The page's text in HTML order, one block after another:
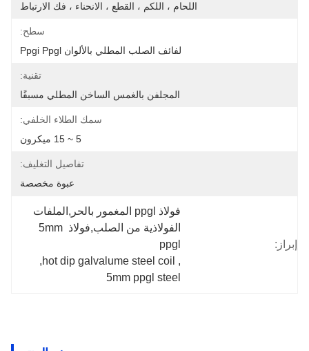
اللحام ، اللكم ، القطع ، الانحناء ، فك الارتباط
سطح:
لفائف الصلب المطلي بالألوان Ppgi Ppgl
تقنية:
المجلفن بالغمس الساخن المطلي مسبقًا
سمك الطلاء الخلفي:
5 ~ 15 ميكرون
تفاصيل التغليف:
عبوة مخصصة
إبراز:
الفولاذية من الصلب,فولاذ 5mm
ppgl
,
hot dip galvalume steel coil
,
5mm ppgl steel